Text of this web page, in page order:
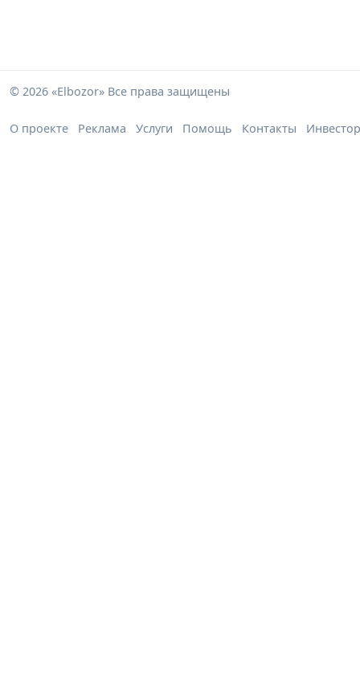
© 2026 «Elbozor» Все права защищены
О проекте Реклама Услуги Помощь Контакты